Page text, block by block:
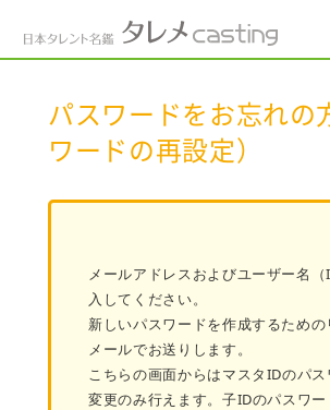
パスワードをお忘れの
ワードの再設定）
メールアドレスおよびユーザー名
入してください。
新しいパスワードを作成するための
メールでお送りします。
こちらの画面からはマスタIDのパ
変更のみ行えます。子IDのパスワ